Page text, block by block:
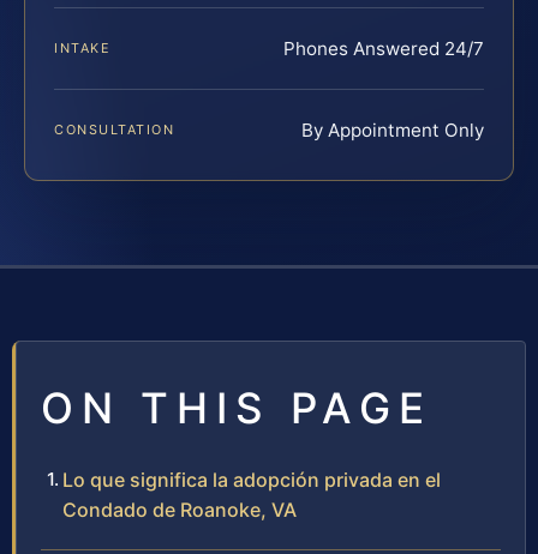
INTAKE Phones Answered 24/7
CONSULTATION By Appointment Only
ON THIS PAGE
Lo que significa la adopción privada en el
Condado de Roanoke, VA